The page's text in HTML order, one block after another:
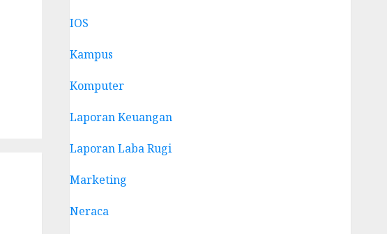
IOS
Kampus
Komputer
Laporan Keuangan
Laporan Laba Rugi
Marketing
Neraca